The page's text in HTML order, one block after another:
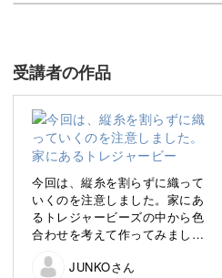
シックでエレガントなペンダン
らしいブレスレットを作ること
ビーズ織りは、集中して手を
えてくれる、とても豊かな手芸
受講者の作品
今回は、縦糸を割らずに織って
いくのを注意しました。家にあ
るトレジャービーズの中から色
合わせを考えて作ってみまし
くて気に入っています。
JUNKOさん